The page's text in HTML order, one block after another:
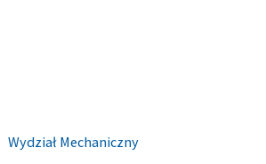
Wydział Mechaniczny